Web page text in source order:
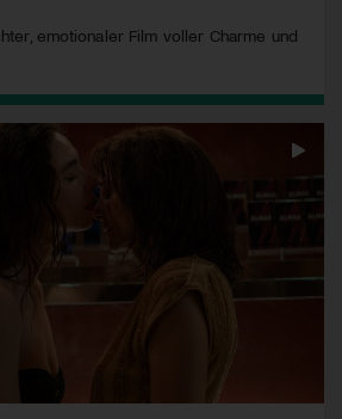
emotionaler Film voller Charme und